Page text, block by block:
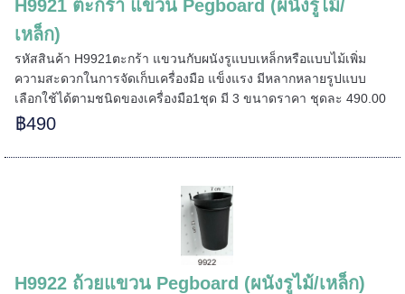
H9921 ตะกร้า แขวน Pegboard (ผนังรูไม้/
เหล็ก)
รหัสสินค้า H9921ตะกร้า แขวนกับผนังรูแบบเหล็กหรือแบบไม้เพิ่ม
ความสะดวกในการจัดเก็บเครื่องมือ แข็งแรง มีหลากหลายรูปแบบ
เลือกใช้ได้ตามชนิดของเครื่องมือ1ชุด มี 3 ขนาดราคา ชุดละ 490.00
฿490
H9922 ถ้วยแขวน Pegboard (ผนังรูไม้/เหล็ก)